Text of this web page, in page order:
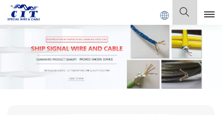
CABLE Co., Ltd. Español
English
Français